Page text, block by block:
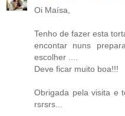
Oi Maísa,
Tenho de fazer esta
encontar nuns
escolher ....
Deve ficar muito boa!!!
Obrigada pela visita e
rsrsrs...